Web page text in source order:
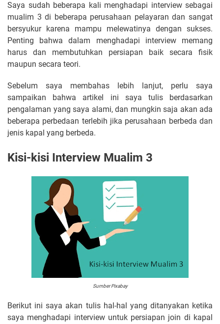
Saya sudah beberapa kali menghadapi interview sebagai
mualim 3 di beberapa perusahaan pelayaran dan sangat
bersyukur karena mampu melewatinya dengan sukses.
Penting bahwa dalam menghadapi interview memang
harus dan membutuhkan persiapan baik secara fisik
maupun secara teori.
Sebelum saya membahas lebih lanjut, perlu saya
sampaikan bahwa artikel ini saya tulis berdasarkan
pengalaman yang saya alami, dan mungkin saja akan ada
beberapa perbedaan terlebih jika perusahaan berbeda dan
jenis kapal yang berbeda.
Kisi-kisi Interview Mualim 3
Sumber Pixabay
Berikut ini saya akan tulis hal-hal yang ditanyakan ketika
saya menghadapi interview untuk persiapan join di kapal